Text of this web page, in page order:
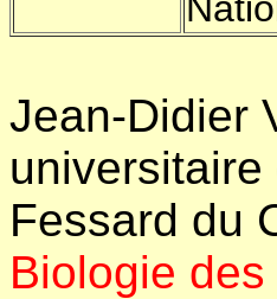
Jean-Didier
Fessard du
Biologie